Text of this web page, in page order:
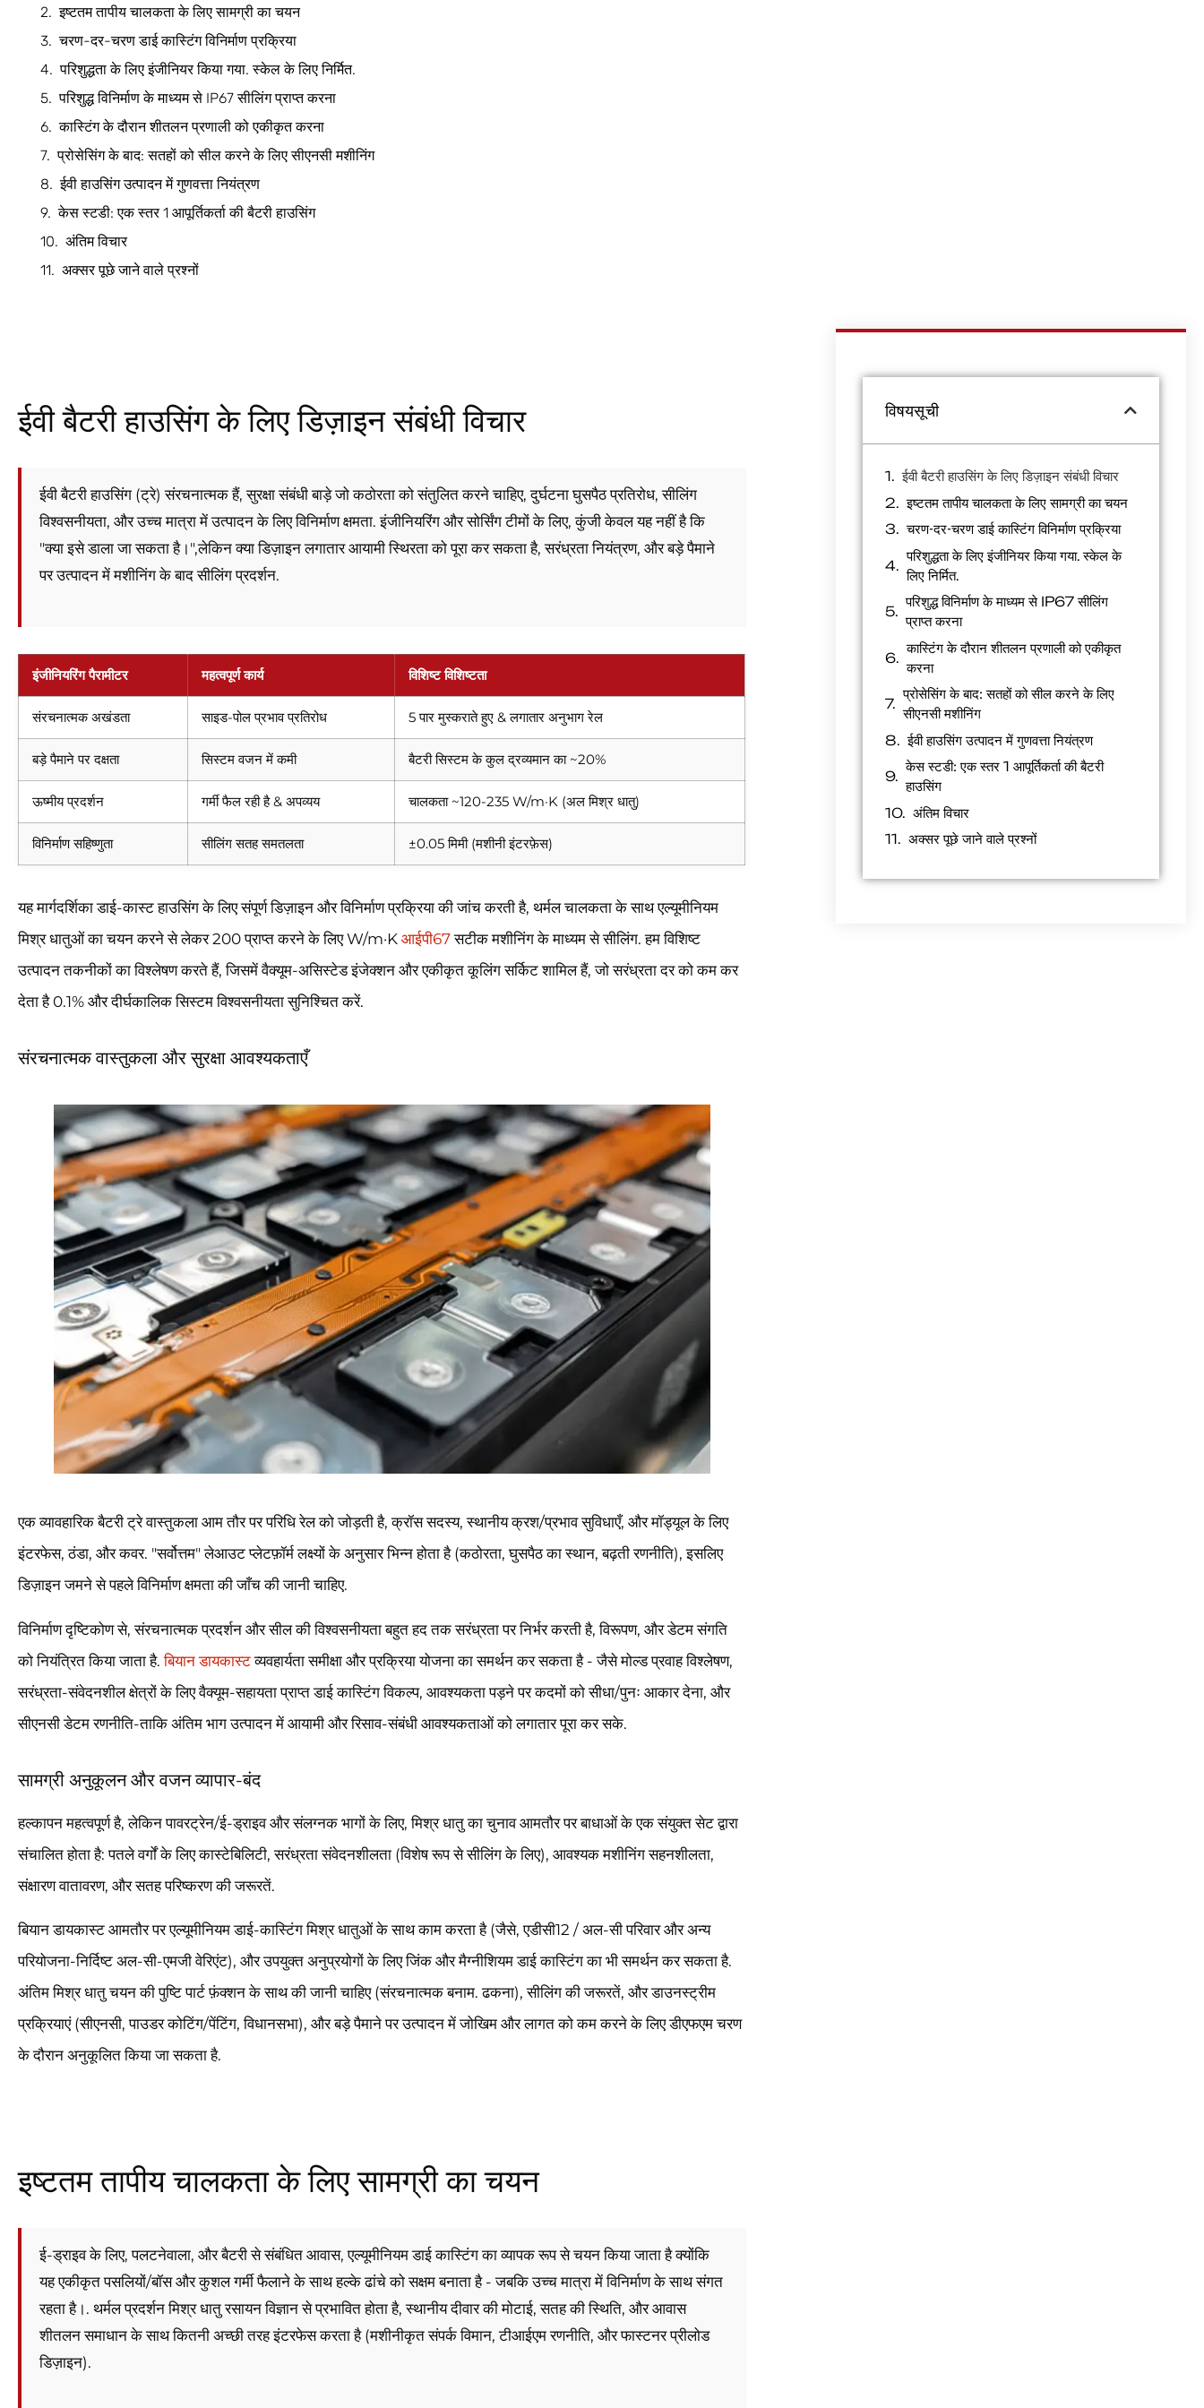
इष्टतम तापीय चालकता के लिए सामग्री का चयन
चरण-दर-चरण डाई कास्टिंग विनिर्माण प्रक्रिया
परिशुद्धता के लिए इंजीनियर किया गया. स्केल के लिए निर्मित.
परिशुद्ध विनिर्माण के माध्यम से IP67 सीलिंग प्राप्त करना
कास्टिंग के दौरान शीतलन प्रणाली को एकीकृत करना
प्रोसेसिंग के बाद: सतहों को सील करने के लिए सीएनसी मशीनिंग
ईवी हाउसिंग उत्पादन में गुणवत्ता नियंत्रण
केस स्टडी: एक स्तर 1 आपूर्तिकर्ता की बैटरी हाउसिंग
अंतिम विचार
अक्सर पूछे जाने वाले प्रश्नों
ईवी बैटरी हाउसिंग के लिए डिज़ाइन संबंधी विचार
ईवी बैटरी हाउसिंग (ट्रे) संरचनात्मक हैं, सुरक्षा संबंधी बाड़े जो कठोरता को संतुलित करने चाहिए, दुर्घटना घुसपैठ प्रतिरोध, सीलिंग
विश्वसनीयता, और उच्च मात्रा में उत्पादन के लिए विनिर्माण क्षमता. इंजीनियरिंग और सोर्सिंग टीमों के लिए, कुंजी केवल यह नहीं है कि
"क्या इसे डाला जा सकता है।",लेकिन क्या डिज़ाइन लगातार आयामी स्थिरता को पूरा कर सकता है, सरंध्रता नियंत्रण, और बड़े पैमाने
पर उत्पादन में मशीनिंग के बाद सीलिंग प्रदर्शन.
इंजीनियरिंग पैरामीटर महत्वपूर्ण कार्य विशिष्ट विशिष्टता
संरचनात्मक अखंडता साइड-पोल प्रभाव प्रतिरोध 5 पार मुस्कराते हुए & लगातार अनुभाग रेल
बड़े पैमाने पर दक्षता सिस्टम वजन में कमी बैटरी सिस्टम के कुल द्रव्यमान का ~20%
ऊष्मीय प्रदर्शन गर्मी फैल रही है & अपव्यय चालकता ~120-235 W/m·K (अल मिश्र धातु)
विनिर्माण सहिष्णुता सीलिंग सतह समतलता ±0.05 मिमी (मशीनी इंटरफ़ेस)
यह मार्गदर्शिका डाई-कास्ट हाउसिंग के लिए संपूर्ण डिज़ाइन और विनिर्माण प्रक्रिया की जांच करती है, थर्मल चालकता के साथ एल्यूमीनियम
मिश्र धातुओं का चयन करने से लेकर 200 प्राप्त करने के लिए W/m·K आईपी67सटीक मशीनिंग के माध्यम से सीलिंग. हम विशिष्ट
उत्पादन तकनीकों का विश्लेषण करते हैं, जिसमें वैक्यूम-असिस्टेड इंजेक्शन और एकीकृत कूलिंग सर्किट शामिल हैं, जो सरंध्रता दर को कम कर
देता है 0.1% और दीर्घकालिक सिस्टम विश्वसनीयता सुनिश्चित करें.
संरचनात्मक वास्तुकला और सुरक्षा आवश्यकताएँ
एक व्यावहारिक बैटरी ट्रे वास्तुकला आम तौर पर परिधि रेल को जोड़ती है, क्रॉस सदस्य, स्थानीय क्रश/प्रभाव सुविधाएँ, और मॉड्यूल के लिए
इंटरफेस, ठंडा, और कवर. "सर्वोत्तम" लेआउट प्लेटफ़ॉर्म लक्ष्यों के अनुसार भिन्न होता है (कठोरता, घुसपैठ का स्थान, बढ़ती रणनीति), इसलिए
डिज़ाइन जमने से पहले विनिर्माण क्षमता की जाँच की जानी चाहिए.
विनिर्माण दृष्टिकोण से, संरचनात्मक प्रदर्शन और सील की विश्वसनीयता बहुत हद तक सरंध्रता पर निर्भर करती है, विरूपण, और डेटम संगति
को नियंत्रित किया जाता है.बियान डायकास्टव्यवहार्यता समीक्षा और प्रक्रिया योजना का समर्थन कर सकता है - जैसे मोल्ड प्रवाह विश्लेषण,
सरंध्रता-संवेदनशील क्षेत्रों के लिए वैक्यूम-सहायता प्राप्त डाई कास्टिंग विकल्प, आवश्यकता पड़ने पर कदमों को सीधा/पुनः आकार देना, और
सीएनसी डेटम रणनीति-ताकि अंतिम भाग उत्पादन में आयामी और रिसाव-संबंधी आवश्यकताओं को लगातार पूरा कर सके.
सामग्री अनुकूलन और वजन व्यापार-बंद
हल्कापन महत्वपूर्ण है, लेकिन पावरट्रेन/ई-ड्राइव और संलग्नक भागों के लिए, मिश्र धातु का चुनाव आमतौर पर बाधाओं के एक संयुक्त सेट द्वारा
संचालित होता है: पतले वर्गों के लिए कास्टेबिलिटी, सरंध्रता संवेदनशीलता (विशेष रूप से सीलिंग के लिए), आवश्यक मशीनिंग सहनशीलता,
संक्षारण वातावरण, और सतह परिष्करण की जरूरतें.
बियान डायकास्ट आमतौर पर एल्यूमीनियम डाई-कास्टिंग मिश्र धातुओं के साथ काम करता है (जैसे, एडीसी12 / अल-सी परिवार और अन्य
परियोजना-निर्दिष्ट अल-सी-एमजी वेरिएंट), और उपयुक्त अनुप्रयोगों के लिए जिंक और मैग्नीशियम डाई कास्टिंग का भी समर्थन कर सकता है.
अंतिम मिश्र धातु चयन की पुष्टि पार्ट फ़ंक्शन के साथ की जानी चाहिए (संरचनात्मक बनाम. ढकना), सीलिंग की जरूरतें, और डाउनस्ट्रीम
प्रक्रियाएं (सीएनसी, पाउडर कोटिंग/पेंटिंग, विधानसभा), और बड़े पैमाने पर उत्पादन में जोखिम और लागत को कम करने के लिए डीएफएम चरण
के दौरान अनुकूलित किया जा सकता है.
इष्टतम तापीय चालकता के लिए सामग्री का चयन
ई-ड्राइव के लिए, पलटनेवाला, और बैटरी से संबंधित आवास, एल्यूमीनियम डाई कास्टिंग का व्यापक रूप से चयन किया जाता है क्योंकि
यह एकीकृत पसलियों/बॉस और कुशल गर्मी फैलाने के साथ हल्के ढांचे को सक्षम बनाता है - जबकि उच्च मात्रा में विनिर्माण के साथ संगत
रहता है।. थर्मल प्रदर्शन मिश्र धातु रसायन विज्ञान से प्रभावित होता है, स्थानीय दीवार की मोटाई, सतह की स्थिति, और आवास
शीतलन समाधान के साथ कितनी अच्छी तरह इंटरफेस करता है (मशीनीकृत संपर्क विमान, टीआईएम रणनीति, और फास्टनर प्रीलोड
डिज़ाइन).
विषयसूची
ईवी बैटरी हाउसिंग के लिए डिज़ाइन संबंधी विचार
इष्टतम तापीय चालकता के लिए सामग्री का चयन
चरण-दर-चरण डाई कास्टिंग विनिर्माण प्रक्रिया
परिशुद्धता के लिए इंजीनियर किया गया. स्केल के
लिए निर्मित.
परिशुद्ध विनिर्माण के माध्यम से IP67 सीलिंग
प्राप्त करना
कास्टिंग के दौरान शीतलन प्रणाली को एकीकृत
करना
प्रोसेसिंग के बाद: सतहों को सील करने के लिए
सीएनसी मशीनिंग
ईवी हाउसिंग उत्पादन में गुणवत्ता नियंत्रण
केस स्टडी: एक स्तर 1 आपूर्तिकर्ता की बैटरी
हाउसिंग
अंतिम विचार
अक्सर पूछे जाने वाले प्रश्नों